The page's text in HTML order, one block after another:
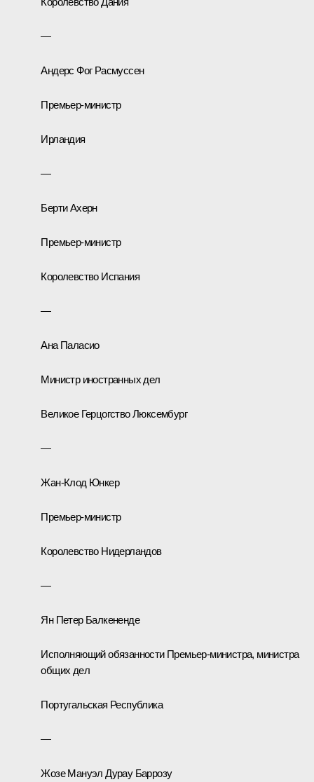
—
Андерс Фог Расмуссен
Премьер-министр
Ирландия
—
Берти Ахерн
Премьер-министр
Королевство Испания
—
Ана Паласио
Министр иностранных дел
Великое Герцогство Люксембург
—
Жан-Клод Юнкер
Премьер-министр
Королевство Нидерландов
—
Ян Петер Балкененде
Исполняющий обязанности Премьер-министра, министра
общих дел
Португальская Республика
—
Жозе Мануэл Дурау Баррозу